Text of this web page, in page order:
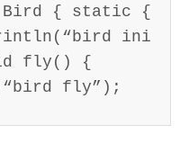
{ static {
ini
fly() {
fly”);